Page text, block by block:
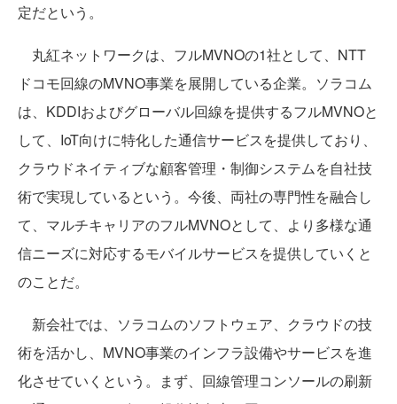
定だという。
丸紅ネットワークは、フルMVNOの1社として、NTT
ドコモ回線のMVNO事業を展開している企業。ソラコム
は、KDDIおよびグローバル回線を提供するフルMVNOと
して、IoT向けに特化した通信サービスを提供しており、
クラウドネイティブな顧客管理・制御システムを自社技
術で実現しているという。今後、両社の専門性を融合し
て、マルチキャリアのフルMVNOとして、より多様な通
信ニーズに対応するモバイルサービスを提供していくと
のことだ。
新会社では、ソラコムのソフトウェア、クラウドの技
術を活かし、MVNO事業のインフラ設備やサービスを進
化させていくという。まず、回線管理コンソールの刷新